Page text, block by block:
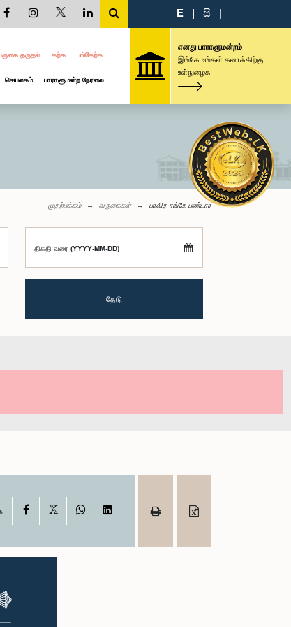
E | සි |
தருதல் கற்க பங்கேற்க
செயலகம் பாராளுமன்ற நேரலை
எனது பாராளுமன்றம்
இங்கே உங்கள் கணக்கிற்கு
உள்நுழைக
முதற்பக்கம் வருகைகள் பாலித ரங்கே பண்டார
திகதி வரை (YYYY-MM-DD)
தேடு
Facebook WhatsAppLinkedIn